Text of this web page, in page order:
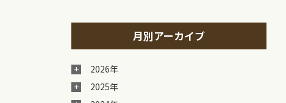
月別アーカイブ
2026年
2025年